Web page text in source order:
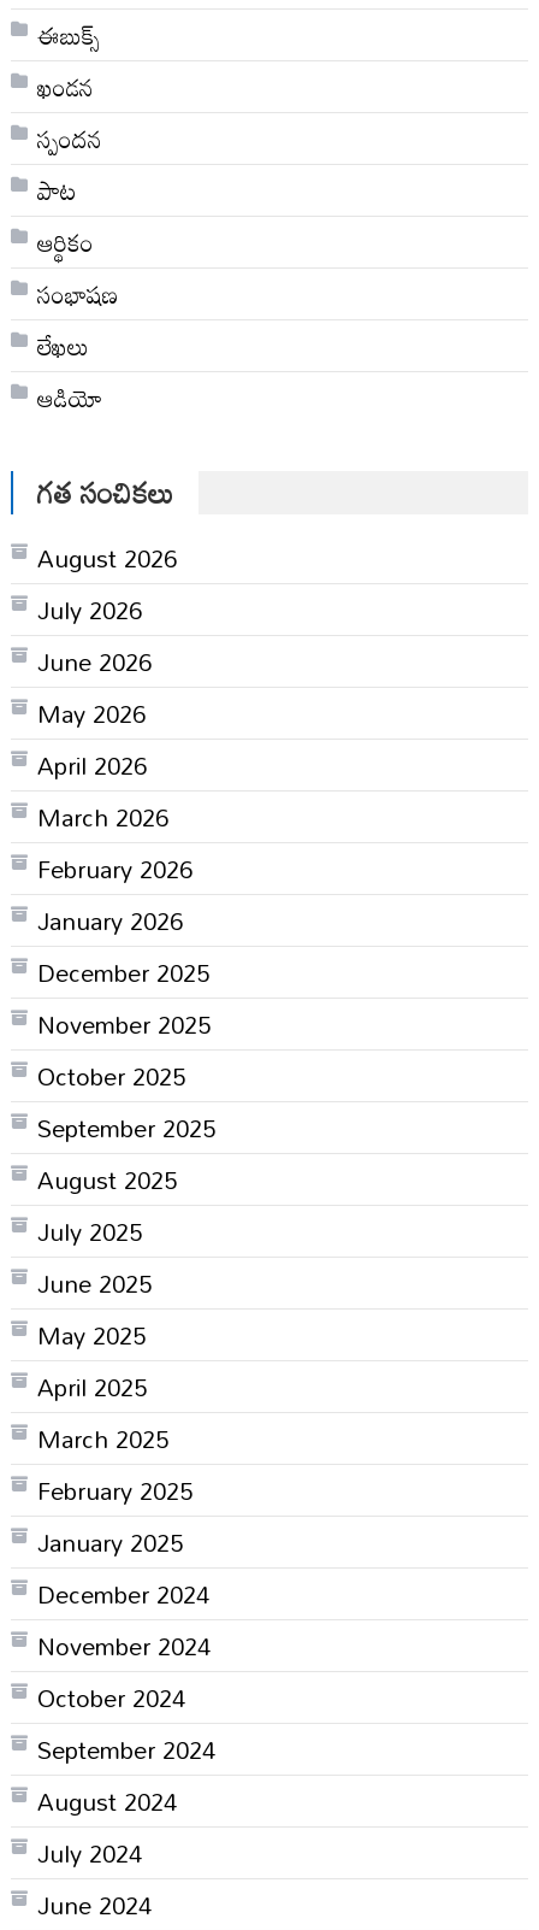
ఈబుక్స్
ఖండన
స్పందన
పాట
ఆర్థికం
సంభాషణ
లేఖలు
ఆడియో
గత సంచికలు
August 2026
July 2026
June 2026
May 2026
April 2026
March 2026
February 2026
January 2026
December 2025
November 2025
October 2025
September 2025
August 2025
July 2025
June 2025
May 2025
April 2025
March 2025
February 2025
January 2025
December 2024
November 2024
October 2024
September 2024
August 2024
July 2024
June 2024